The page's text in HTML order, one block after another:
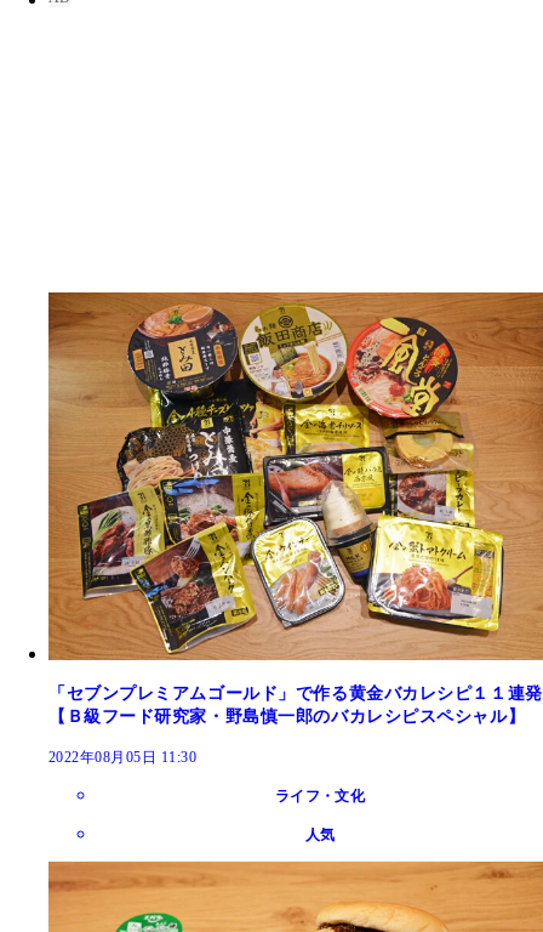
「セブンプレミアムゴールド」で作る黄金バカレシピ１１連発
【Ｂ級フード研究家・野島慎一郎のバカレシピスペシャル】
2022年08月05日 11:30
ライフ・文化
人気